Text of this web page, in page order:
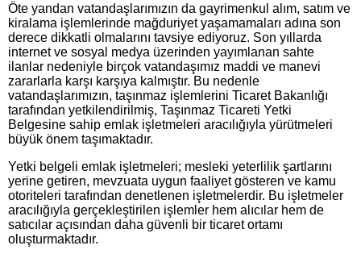
Öte yandan vatandaşlarımızın da gayrimenkul alım, satım ve
kiralama işlemlerinde mağduriyet yaşamamaları adına son
derece dikkatli olmalarını tavsiye ediyoruz. Son yıllarda
internet ve sosyal medya üzerinden yayımlanan sahte
ilanlar nedeniyle birçok vatandaşımız maddi ve manevi
zararlarla karşı karşıya kalmıştır. Bu nedenle
vatandaşlarımızın, taşınmaz işlemlerini Ticaret Bakanlığı
tarafından yetkilendirilmiş, Taşınmaz Ticareti Yetki
Belgesine sahip emlak işletmeleri aracılığıyla yürütmeleri
büyük önem taşımaktadır.
Yetki belgeli emlak işletmeleri; mesleki yeterlilik şartlarını
yerine getiren, mevzuata uygun faaliyet gösteren ve kamu
otoriteleri tarafından denetlenen işletmelerdir. Bu işletmeler
aracılığıyla gerçekleştirilen işlemler hem alıcılar hem de
satıcılar açısından daha güvenli bir ticaret ortamı
oluşturmaktadır.